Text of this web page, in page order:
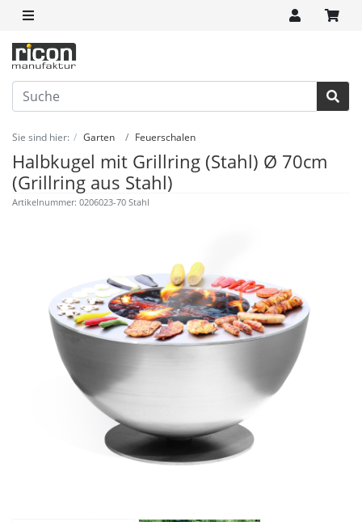
Sie sind hier: Garten Feuerschalen
Halbkugel mit Grillring (Stahl) Ø 70cm
(Grillring aus Stahl)
Artikelnummer: 0206023-70 Stahl